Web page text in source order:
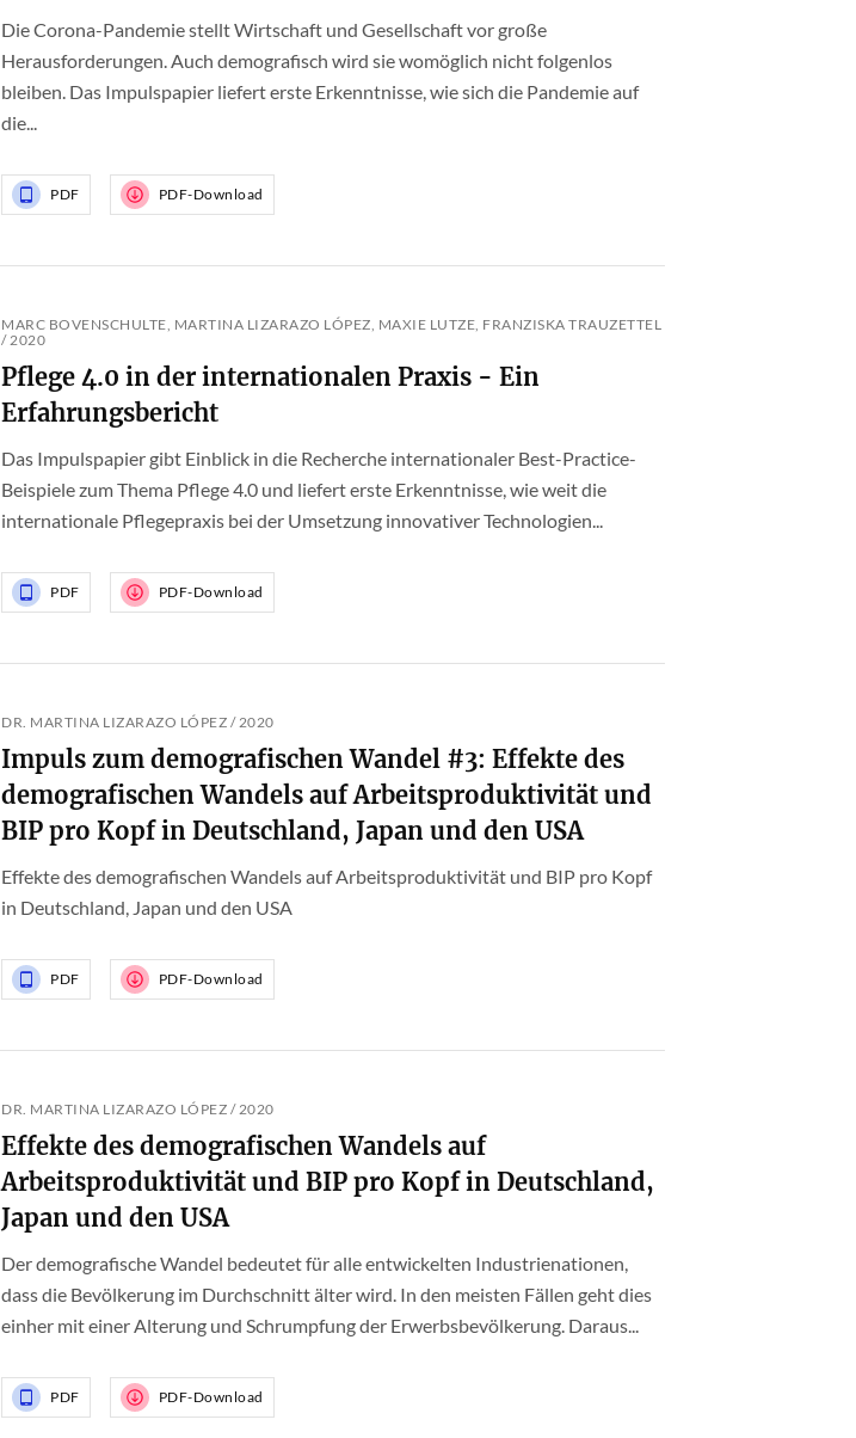
Die Corona-Pandemie stellt Wirtschaft und Gesellschaft vor große
Herausforderungen. Auch demografisch wird sie womöglich nicht folgenlos
bleiben. Das Impulspapier liefert erste Erkenntnisse, wie sich die Pandemie auf
die...
PDF PDF-Download
MARC BOVENSCHULTE, MARTINA LIZARAZO LÓPEZ, MAXIE LUTZE, FRANZISKA TRAUZETTEL
/ 2020
Pflege 4.0 in der internationalen Praxis - Ein
Erfahrungsbericht
Das Impulspapier gibt Einblick in die Recherche internationaler Best-Practice-
Beispiele zum Thema Pflege 4.0 und liefert erste Erkenntnisse, wie weit die
internationale Pflegepraxis bei der Umsetzung innovativer Technologien...
PDF PDF-Download
DR. MARTINA LIZARAZO LÓPEZ / 2020
Impuls zum demografischen Wandel #3: Effekte des
demografischen Wandels auf Arbeitsproduktivität und
BIP pro Kopf in Deutschland, Japan und den USA
Effekte des demografischen Wandels auf Arbeitsproduktivität und BIP pro Kopf
in Deutschland, Japan und den USA
PDF PDF-Download
DR. MARTINA LIZARAZO LÓPEZ / 2020
Effekte des demografischen Wandels auf
Arbeitsproduktivität und BIP pro Kopf in Deutschland,
Japan und den USA
Der demografische Wandel bedeutet für alle entwickelten Industrienationen,
dass die Bevölkerung im Durchschnitt älter wird. In den meisten Fällen geht dies
einher mit einer Alterung und Schrumpfung der Erwerbsbevölkerung. Daraus...
PDF PDF-Download